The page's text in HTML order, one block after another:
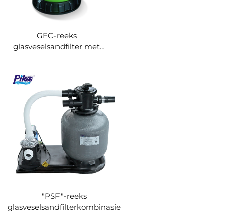
GFC-reeks
glasveselsandfilter met
"PSF"-reeks
glasveselsandfilterkombinasie